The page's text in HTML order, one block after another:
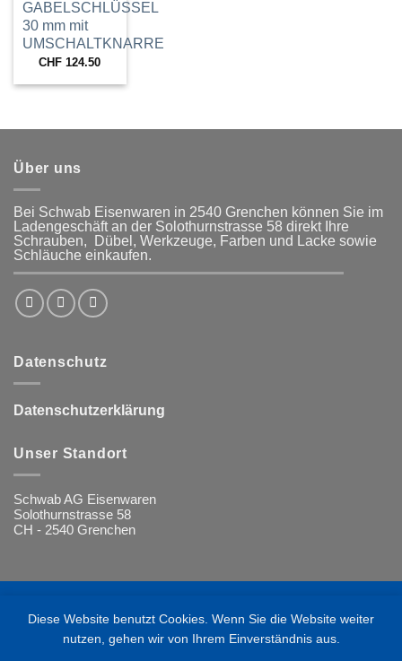
GABELSCHLÜSSEL
30 mm mit
UMSCHALTKNARRE
CHF 124.50
Über uns
Bei Schwab Eisenwaren in 2540 Grenchen können Sie im
Ladengeschäft an der Solothurnstrasse 58 direkt Ihre
Schrauben, Dübel, Werkzeuge, Farben und Lacke sowie
Schläuche einkaufen.
Datenschutz
Datenschutzerklärung
Unser Standort
Schwab AG Eisenwaren
Solothurnstrasse 58
CH - 2540 Grenchen
Visa MasterCardPayPal Twint Rechung
Schrauben
Schraubenzieher Inbusschlüssel Bits Handwerkzeug
Diese Website benutzt Cookies. Wenn Sie die Website weiter
nutzen, gehen wir von Ihrem Einverständnis aus.